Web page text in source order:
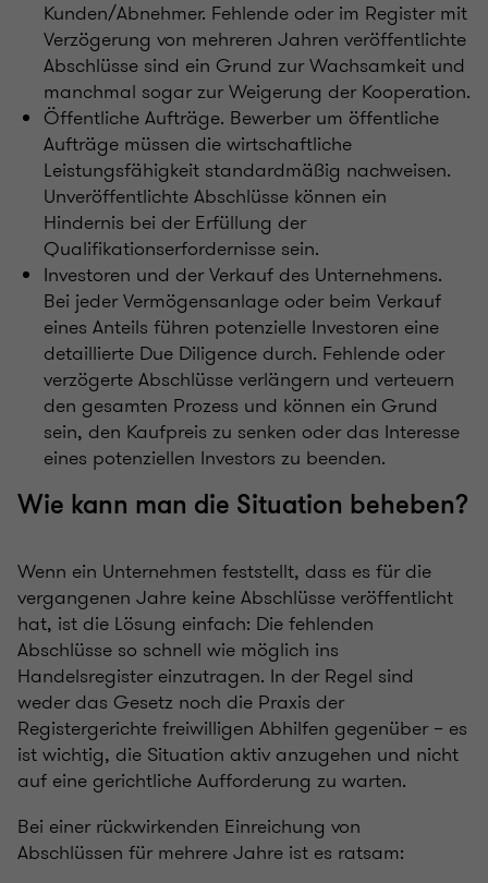
Kunden/Abnehmer. Fehlende oder im Register mit
Verzögerung von mehreren Jahren veröffentlichte
Abschlüsse sind ein Grund zur Wachsamkeit und
manchmal sogar zur Weigerung der Kooperation.
Öffentliche Aufträge. Bewerber um öffentliche
Aufträge müssen die wirtschaftliche
Leistungsfähigkeit standardmäßig nachweisen.
Unveröffentlichte Abschlüsse können ein
Hindernis bei der Erfüllung der
Qualifikationserfordernisse sein.
Investoren und der Verkauf des Unternehmens.
Bei jeder Vermögensanlage oder beim Verkauf
eines Anteils führen potenzielle Investoren eine
detaillierte Due Diligence durch. Fehlende oder
verzögerte Abschlüsse verlängern und verteuern
den gesamten Prozess und können ein Grund
sein, den Kaufpreis zu senken oder das Interesse
eines potenziellen Investors zu beenden.
Wie kann man die Situation beheben?
Wenn ein Unternehmen feststellt, dass es für die
vergangenen Jahre keine Abschlüsse veröffentlicht
hat, ist die Lösung einfach: Die fehlenden
Abschlüsse so schnell wie möglich ins
Handelsregister einzutragen. In der Regel sind
weder das Gesetz noch die Praxis der
Registergerichte freiwilligen Abhilfen gegenüber – es
ist wichtig, die Situation aktiv anzugehen und nicht
auf eine gerichtliche Aufforderung zu warten.
Bei einer rückwirkenden Einreichung von
Abschlüssen für mehrere Jahre ist es ratsam: